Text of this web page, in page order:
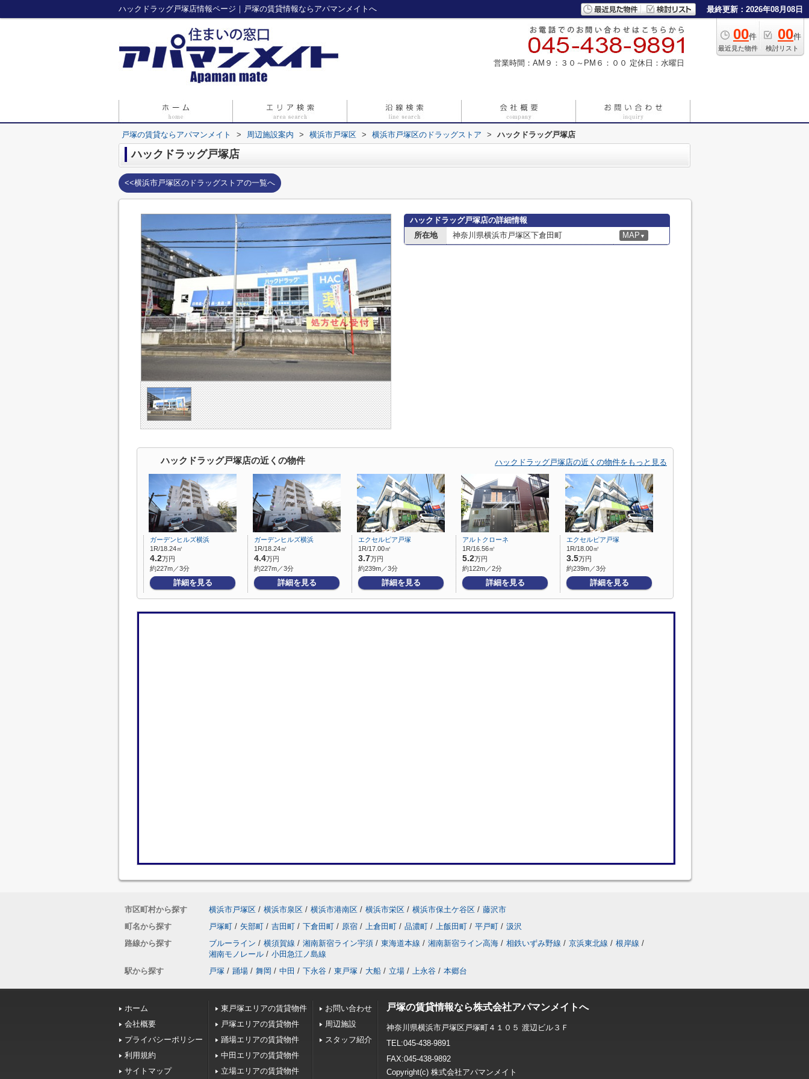
ハックドラッグ戸塚店情報ページ｜戸塚の賃貸情報ならアパマンメイトへ 最終更新：2026年08月08日
00件
最近見た物件
00件
検討リスト
営業時間：AM９：３０～PM６：００ 定休日：水曜日
戸塚の賃貸ならアパマンメイト > 周辺施設案内 > 横浜市戸塚区 > 横浜市戸塚区のドラッグストア > ハックドラッグ戸塚店
ハックドラッグ戸塚店
<<横浜市戸塚区のドラッグストアの一覧へ
ハックドラッグ戸塚店の詳細情報
所在地
神奈川県横浜市戸塚区下倉田町 MAP ▼
ハックドラッグ戸塚店の近くの物件 ハックドラッグ戸塚店の近くの物件をもっと見る
ガーデンヒルズ横浜
1R/18.24㎡
4.2万円
約227m／3分
詳細を見る
ガーデンヒルズ横浜
1R/18.24㎡
4.4万円
約227m／3分
詳細を見る
エクセルピア戸塚
1R/17.00㎡
3.7万円
約239m／3分
詳細を見る
アルトクローネ
1R/16.56㎡
5.2万円
約122m／2分
詳細を見る
エクセルピア戸塚
1R/18.00㎡
3.5万円
約239m／3分
詳細を見る
市区町村から探す 横浜市戸塚区 / 横浜市泉区 / 横浜市港南区 / 横浜市栄区 / 横浜市保土ケ谷区 / 藤沢市
町名から探す
戸塚町 / 矢部町 / 吉田町 / 下倉田町 / 原宿 / 上倉田町 / 品濃町 / 上飯田町 / 平戸町 / 汲沢
路線から探す
ブルーライン / 横須賀線 / 湘南新宿ライン宇須 / 東海道本線 / 湘南新宿ライン高海 / 相鉄いずみ野線 / 京浜東北線 / 根岸線 /
湘南モノレール / 小田急江ノ島線
駅から探す
戸塚 / 踊場 / 舞岡 / 中田 / 下永谷 / 東戸塚 / 大船 / 立場 / 上永谷 / 本郷台
ホーム
会社概要
プライバシーポリシー
利用規約
サイトマップ
東戸塚エリアの賃貸物件
戸塚エリアの賃貸物件
踊場エリアの賃貸物件
中田エリアの賃貸物件
立場エリアの賃貸物件
お問い合わせ
周辺施設
スタッフ紹介
戸塚の賃貸情報なら株式会社アパマンメイトへ
神奈川県横浜市戸塚区戸塚町４１０５ 渡辺ビル３Ｆ
TEL:045-438-9891
FAX:045-438-9892
Copyright(c) 株式会社アパマンメイト